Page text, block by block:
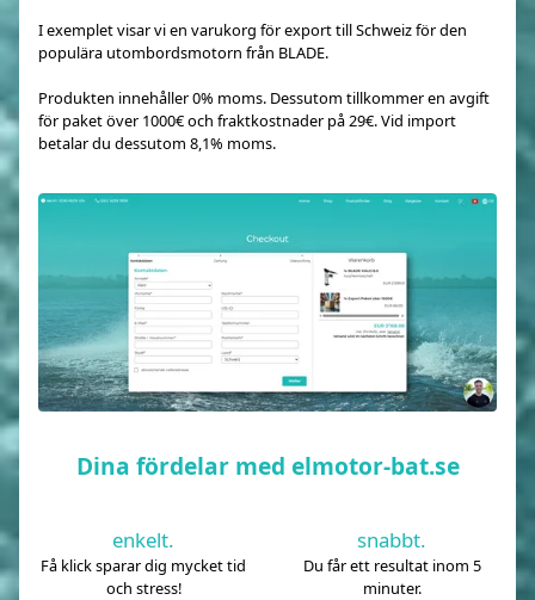
I exemplet visar vi en varukorg för export till Schweiz för den
populära utombordsmotorn från BLADE.
Produkten innehåller 0% moms. Dessutom tillkommer en avgift
för paket över 1000€ och fraktkostnader på 29€. Vid import
betalar du dessutom 8,1% moms.
Dina fördelar med elmotor-bat.se
enkelt.
Få klick sparar dig mycket tid
och stress!
snabbt.
Du får ett resultat inom 5
minuter.